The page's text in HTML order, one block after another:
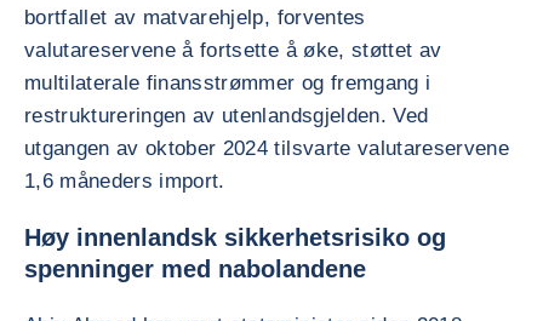
bortfallet av matvarehjelp, forventes
valutareservene å fortsette å øke, støttet av
multilaterale finansstrømmer og fremgang i
restruktureringen av utenlandsgjelden. Ved
utgangen av oktober 2024 tilsvarte valutareservene
1,6 måneders import.
Høy innenlandsk sikkerhetsrisiko og
spenninger med nabolandene